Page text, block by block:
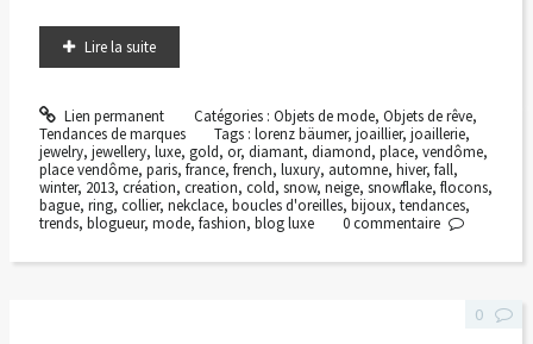
Lire la suite
Lien permanent Catégories : Objets de mode, Objets de rêve,
Tendances de marques
Tags :lorenz bäumer,joaillier,joaillerie,
jewelry, jewellery, luxe, gold, or, diamant, diamond, place, vendôme,
place vendôme, paris, france, french, luxury, automne, hiver, fall,
winter, 2013, création, creation, cold, snow, neige, snowflake, flocons,
bague, ring, collier, nekclace, boucles d'oreilles, bijoux, tendances,
trends, blogueur, mode, fashion, blog luxe 0commentaire
0